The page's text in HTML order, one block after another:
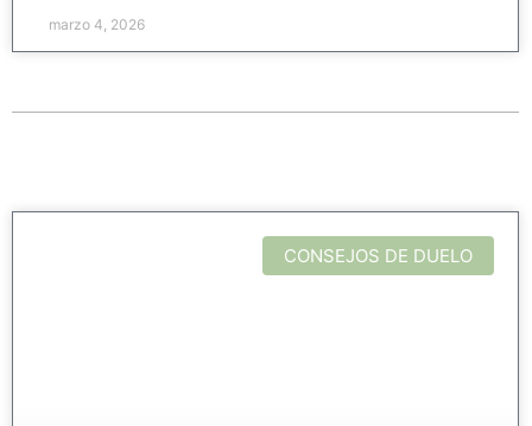
marzo 4, 2026
CONSEJOS DE DUELO